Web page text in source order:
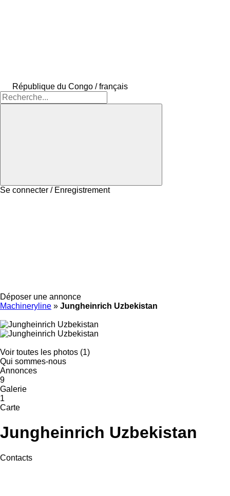
République du Congo / français
Se connecter / Enregistrement
Déposer une annonce
Machineryline » Jungheinrich Uzbekistan
Voir toutes les photos (1)
Qui sommes-nous
Annonces
9
Galerie
1
Carte
Jungheinrich Uzbekistan
Contacts